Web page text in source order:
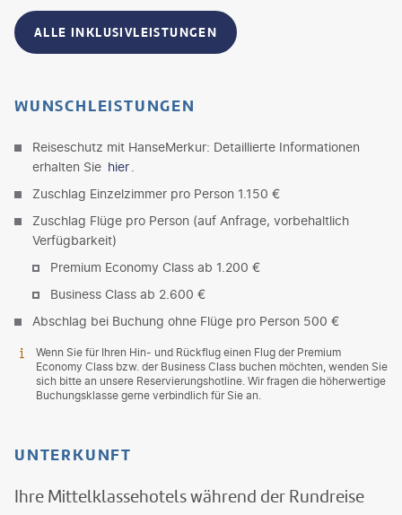
ALLE INKLUSIVLEISTUNGEN
WUNSCHLEISTUNGEN
Reiseschutz mit HanseMerkur: Detaillierte Informationen
erhalten Sie hier
Zuschlag Einzelzimmer pro Person 1.150 €
Zuschlag Flüge pro Person (auf Anfrage, vorbehaltlich
Verfügbarkeit)
Premium Economy Class ab 1.200 €
Business Class ab 2.600 €
Abschlag bei Buchung ohne Flüge pro Person 500 €
Wenn Sie für Ihren Hin- und Rückflug einen Flug der Premium
Economy Class bzw. der Business Class buchen möchten, wenden Sie
sich bitte an unsere Reservierungshotline. Wir fragen die höherwertige
Buchungsklasse gerne verbindlich für Sie an.
UNTERKUNFT
Ihre Mittelklassehotels während der Rundreise